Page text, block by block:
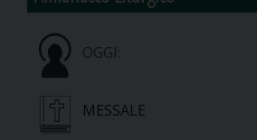
OGGI:
MESSALE